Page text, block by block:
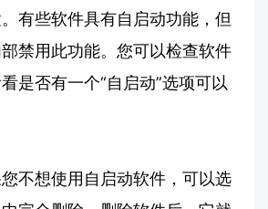
有些软件具有自启动功能，但
禁用此功能。您可以检查软件
是否有一个“自启动”选项可以
不想使用自启动软件，可以选